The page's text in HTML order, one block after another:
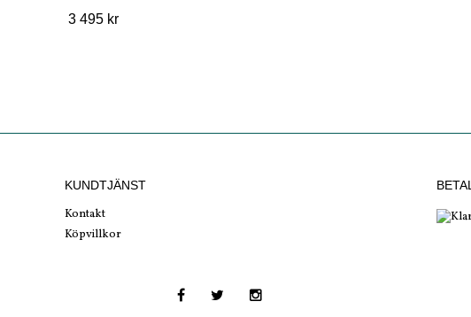
3 495 kr
KUNDTJÄNST
Kontakt
Köpvillkor